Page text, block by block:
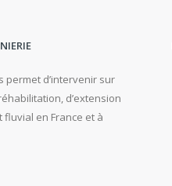
permet d’intervenir sur
d’extension
fluvial en France et à